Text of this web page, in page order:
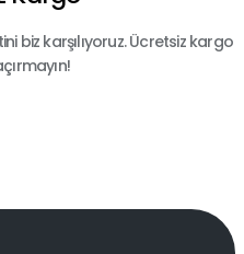
biz karşılıyoruz. Ücretsiz kargo